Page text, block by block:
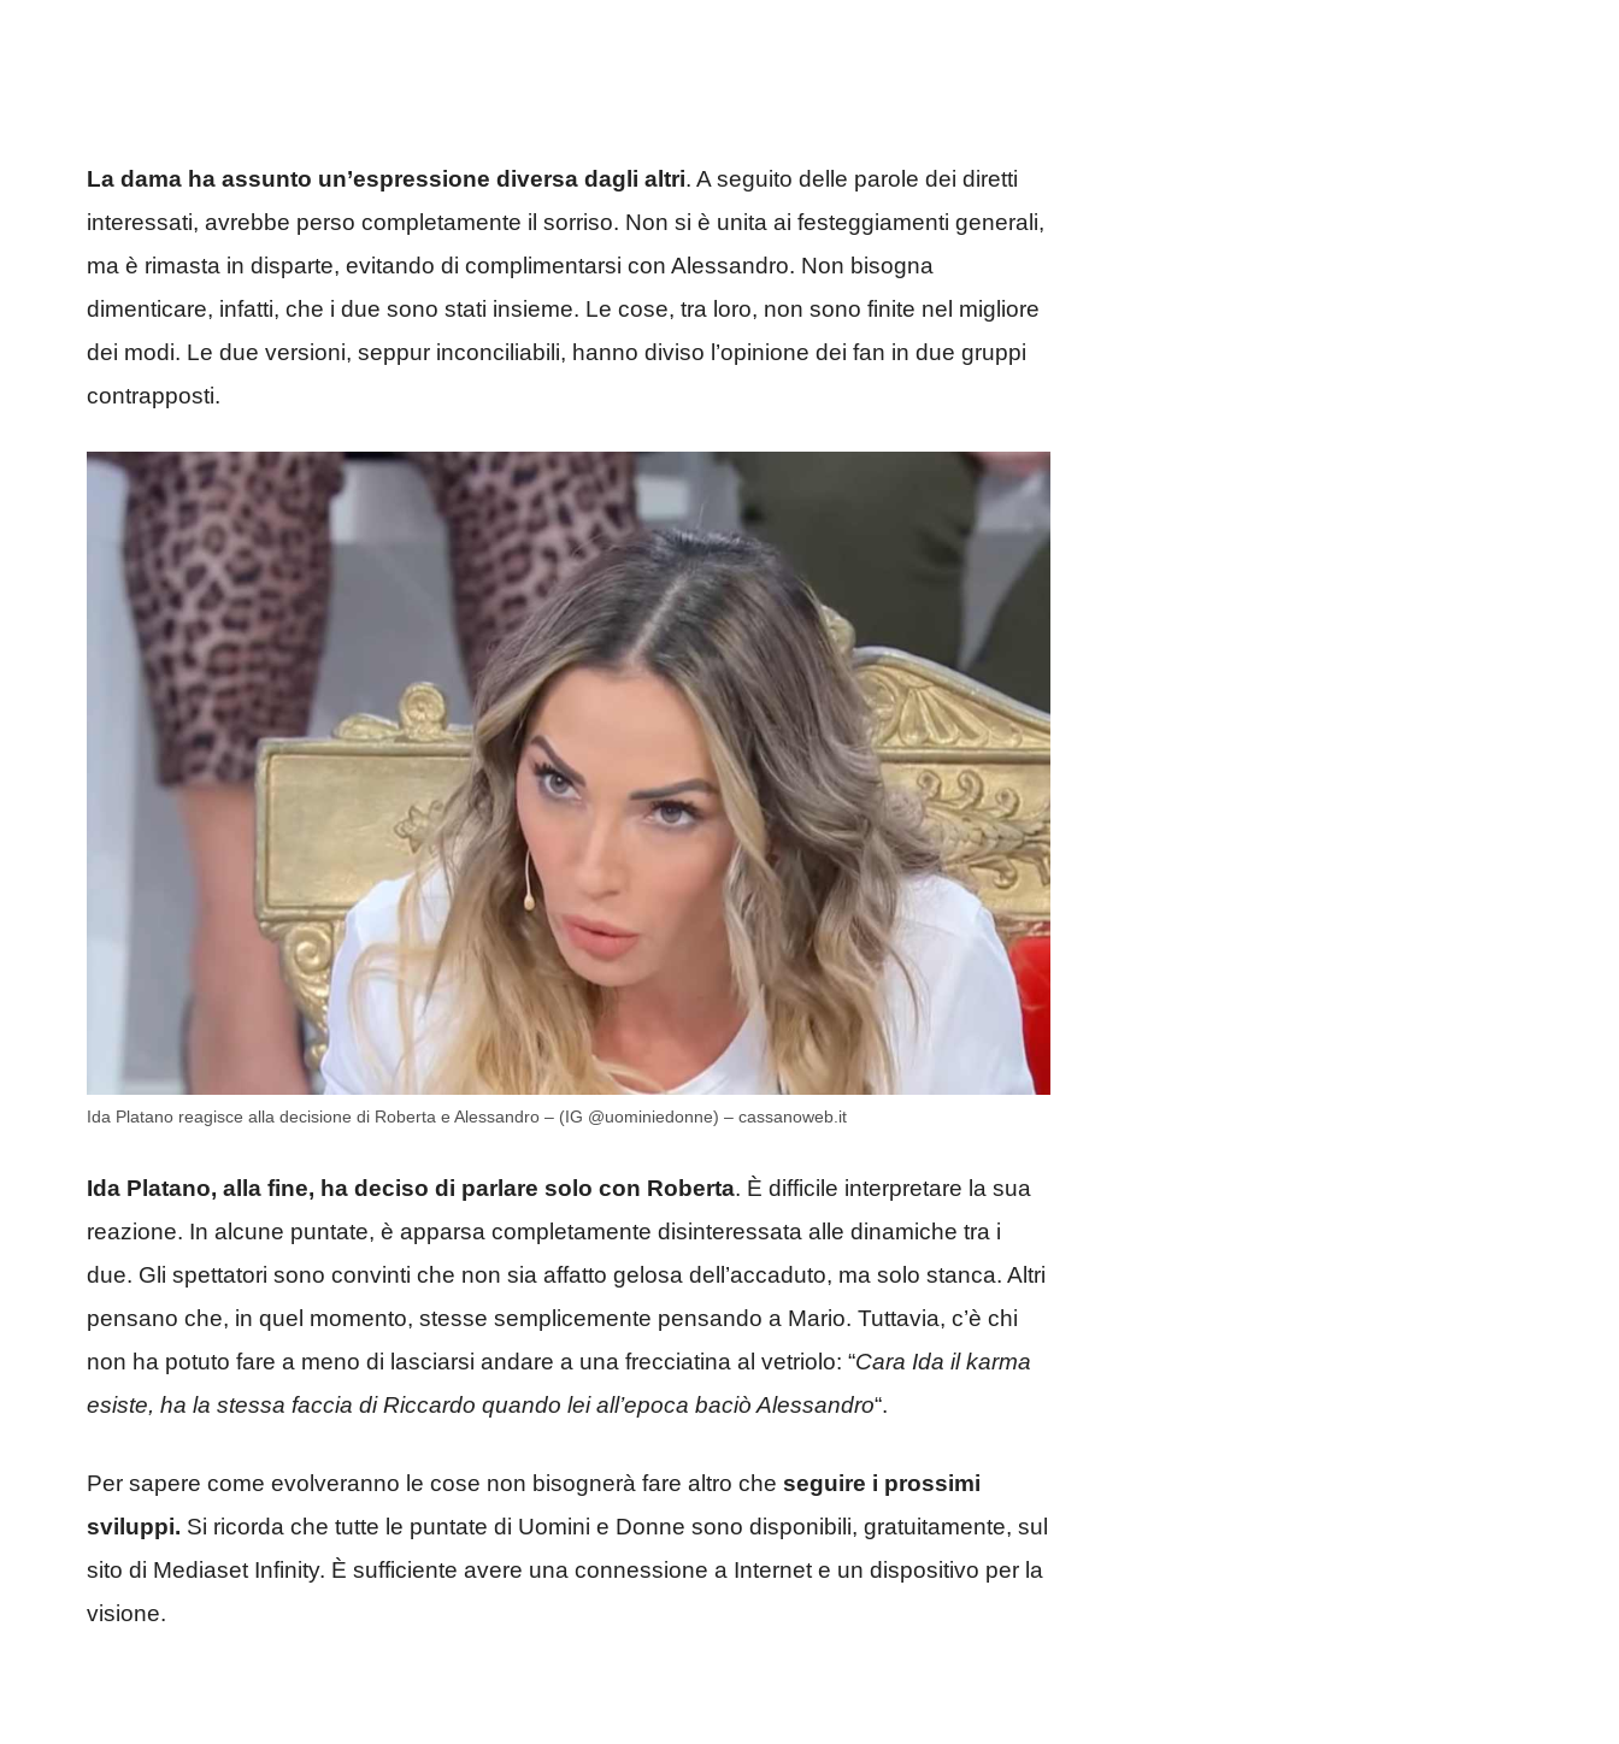
La dama ha assunto un’espressione diversa dagli altri. A seguito delle parole dei diretti
interessati, avrebbe perso completamente il sorriso. Non si è unita ai festeggiamenti generali,
ma è rimasta in disparte, evitando di complimentarsi con Alessandro. Non bisogna
dimenticare, infatti, che i due sono stati insieme. Le cose, tra loro, non sono finite nel migliore
dei modi. Le due versioni, seppur inconciliabili, hanno diviso l’opinione dei fan in due gruppi
contrapposti.
Ida Platano reagisce alla decisione di Roberta e Alessandro – (IG @uominiedonne) – cassanoweb.it
Ida Platano, alla fine, ha deciso di parlare solo con Roberta. È difficile interpretare la sua
reazione. In alcune puntate, è apparsa completamente disinteressata alle dinamiche tra i
due. Gli spettatori sono convinti che non sia affatto gelosa dell’accaduto, ma solo stanca. Altri
pensano che, in quel momento, stesse semplicemente pensando a Mario. Tuttavia, c’è chi
non ha potuto fare a meno di lasciarsi andare a una frecciatina al vetriolo: “Cara Ida il karma
esiste, ha la stessa faccia di Riccardo quando lei all’epoca baciò Alessandro“.
Per sapere come evolveranno le cose non bisognerà fare altro che seguire i prossimi
sviluppi. Si ricorda che tutte le puntate di Uomini e Donne sono disponibili, gratuitamente, sul
sito di Mediaset Infinity. È sufficiente avere una connessione a Internet e un dispositivo per la
visione.